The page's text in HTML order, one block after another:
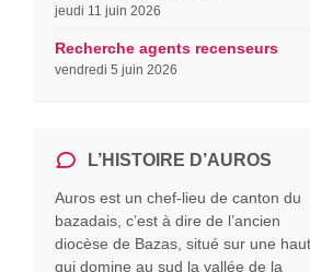
jeudi 11 juin 2026
Recherche agents recenseurs
vendredi 5 juin 2026
L’HISTOIRE D’AUROS
Auros est un chef-lieu de canton du
bazadais, c’est à dire de l’ancien
diocèse de Bazas, situé sur une
qui domine au sud la vallée de la